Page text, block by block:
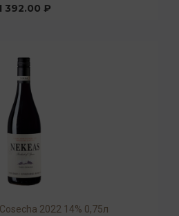
392.00 ₽
2022 14% 0,75л